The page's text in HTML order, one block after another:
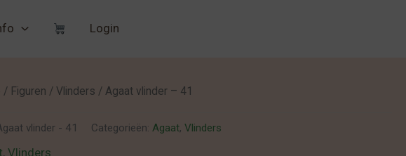
Login
/ Figuren /Vlinders / Agaat vlinder – 41
vlinder - 41 Categorieën:Agaat,Vlinders
,Vlinders